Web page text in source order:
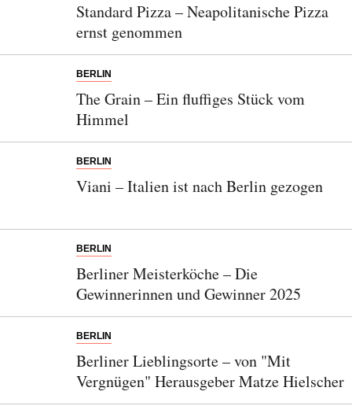
Standard Pizza – Neapolitanische Pizza
ernst genommen
BERLIN
The Grain – Ein fluffiges Stück vom
Himmel
BERLIN
Viani – Italien ist nach Berlin gezogen
BERLIN
Berliner Meisterköche – Die
Gewinnerinnen und Gewinner 2025
BERLIN
Berliner Lieblingsorte – von "Mit
Vergnügen" Herausgeber Matze Hielscher